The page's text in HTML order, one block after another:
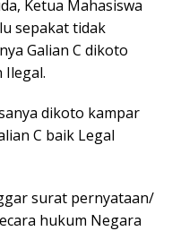
Ketua Mahasiswa
sepakat tidak
Galian C dikoto
Ilegal.
dikoto kampar
C baik Legal
surat pernyataan/
hukum Negara